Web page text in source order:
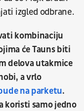
izgled odbrane.
kombinaciju
će Tauns biti
delova utakmice
a vrlo
na parketu.
koristi samo jedno